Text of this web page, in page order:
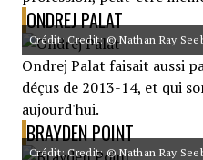
ONDREJ PALAT
Crédit: Credit: © Nathan Ray
Ondrej Palat faisait aussi
déçus de 2013-14, et qui
aujourd'hui.
BRAYDEN POINT
Crédit: Credit: © Nathan Ray